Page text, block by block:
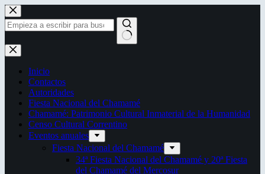
Saltar
al
contenido
Sin
resultados
Inicio
Contactos
Autoridades
Fiesta Nacional del Chamamé
Chamamé: Patrimonio Cultural Inmaterial de la Humanidad
Censo Cultural Correntino
Eventos anuales
Fiesta Nacional del Chamamé
34ª Fiesta Nacional del Chamamé y 20ª Fiesta
del Chamamé del Mercosur